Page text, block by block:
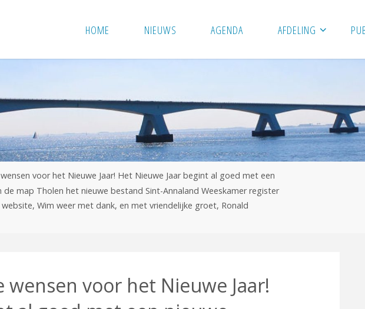
HOME NIEUWS AGENDA AFDELING
voor het Nieuwe Jaar! Het Nieuwe Jaar begint al goed met een
map Tholen het nieuwe bestand Sint-Annaland Weeskamer register
Wim weer met dank, en met vriendelijke groet, Ronald
voor het Nieuwe Jaar!